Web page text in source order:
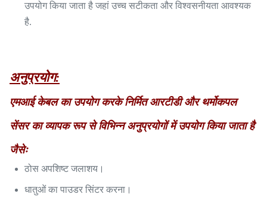
उपयोग किया जाता है जहां उच्च सटीकता और विश्वसनीयता आवश्यक
है.
अनुप्रयोग:
एमआई केबल का उपयोग करके निर्मित आरटीडी और थर्मोकपल
सेंसर का व्यापक रूप से विभिन्न अनुप्रयोगों में उपयोग किया जाता है
जैसेः
ठोस अपशिष्ट जलाशय।
धातुओं का पाउडर सिंटर करना।